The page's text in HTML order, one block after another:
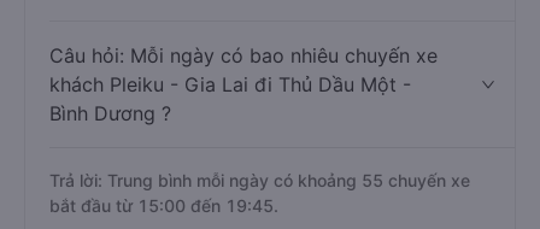
Câu hỏi: Mỗi ngày có bao nhiêu chuyến xe
khách Pleiku - Gia Lai đi Thủ Dầu Một -
Bình Dương ?
Trả lời: Trung bình mỗi ngày có khoảng 55 chuyến xe
bắt đầu từ 15:00 đến 19:45.